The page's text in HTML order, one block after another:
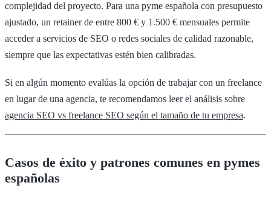
complejidad del proyecto. Para una pyme española con presupuesto
ajustado, un retainer de entre 800 € y 1.500 € mensuales permite
acceder a servicios de SEO o redes sociales de calidad razonable,
siempre que las expectativas estén bien calibradas.
Si en algún momento evalúas la opción de trabajar con un freelance
en lugar de una agencia, te recomendamos leer el análisis sobre
agencia SEO vs freelance SEO según el tamaño de tu empresa.
Casos de éxito y patrones comunes en pymes
españolas